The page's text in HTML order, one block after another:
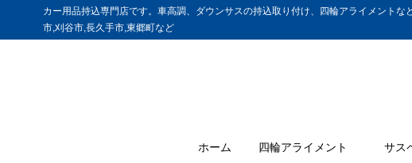
カー用品持込専門店です。車高調、ダウンサスの持込取り付け、四輪アライメント
市,刈谷市,長久手市,東郷町など
ホーム
四輪アライメント
サス